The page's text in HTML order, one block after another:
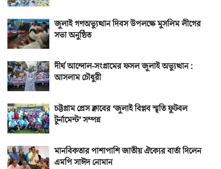
জুলাই গণঅভ্যুত্থান দিবস উপলক্ষে মুসলিম লীগের
সভা অনুষ্ঠিত
দীর্ঘ আন্দোল-সংগ্রামের ফসল জুলাই অভ্যুত্থান :
আসলাম চৌধুরী
চট্টগ্রাম প্রেস ক্লাবের ‘জুলাই বিপ্লব স্মৃতি ফুটবল
টুর্নামেন্ট’ সম্পন্ন
মানবিকতার পাশাপাশি জাতীয় ঐক্যের বার্তা দিলেন
এমপি সাঈদ নোমান